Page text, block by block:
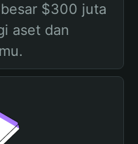
$300 juta
aset dan